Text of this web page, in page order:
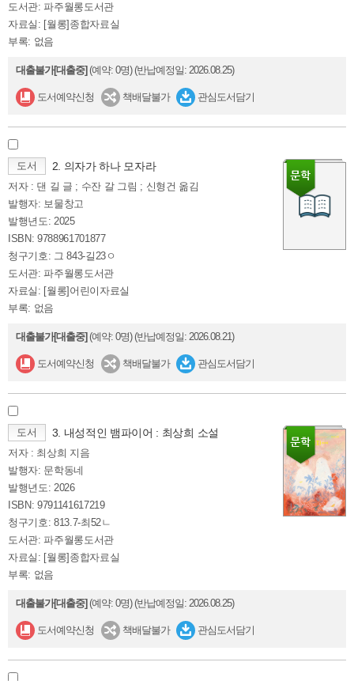
도서관: 파주월롱도서관
자료실: [월롱]종합자료실
부록: 없음
대출불가[대출중] (예약: 0명)(반납예정일: 2026.08.25)
도서예약신청 책배달불가 관심도서담기
도서 2. 의자가 하나 모자라
저자 : 댄 길 글 ; 수잔 갈 그림 ; 신형건 옮김
발행자: 보물창고
발행년도: 2025
ISBN: 9788961701877
청구기호: 그 843-길23ㅇ
도서관: 파주월롱도서관
자료실: [월롱]어린이자료실
부록: 없음
대출불가[대출중] (예약: 0명)(반납예정일: 2026.08.21)
도서예약신청 책배달불가 관심도서담기
도서 3. 내성적인 뱀파이어 : 최상희 소설
저자 : 최상희 지음
발행자: 문학동네
발행년도: 2026
ISBN: 9791141617219
청구기호: 813.7-최52ㄴ
도서관: 파주월롱도서관
자료실: [월롱]종합자료실
부록: 없음
대출불가[대출중] (예약: 0명)(반납예정일: 2026.08.25)
도서예약신청 책배달불가 관심도서담기